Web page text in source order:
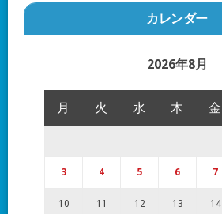
カレンダー
2026年8月
月 火 水 木 金
3 4 5 6 7
10 11 12 13 14